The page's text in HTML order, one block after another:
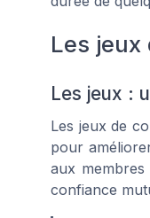
Les
Les jeux :
Les jeux de
pour
aux
confiance